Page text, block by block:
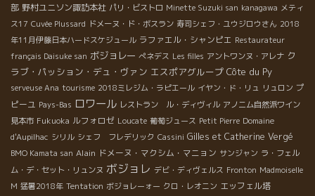
部 野村ユニソン諏訪本社 パリ・ビストロ Minette Suzuki san kanagawa メティ
ス17 Cuvée Plussard ドメーヌ・ド・ボスラン 寿司シェフ・ユウジロウさん 2018
年11月伊藤日本ハードスケジュール ラファエル・シャンピエ Restaurateur
français Daisuke san ボジョレー ぺネデス Les filles アントワンヌ・アレナ ク
ラブ・パッション・デュ・ヴァン エスポアグループ Côte du Py
serveuse Ana tourisme 2018ミレジム・ラピエール イヤン・ド・リュ リュロン プ
ピーユ Pays-Bas ロワール レストラン ル・ディヴィル アノニム自然派ワイン
見本市 Fukuoka ルフォロゼ Loucate 葡萄ジュース Petit Pierre Domaine
d'Aupilhac シリル シェフ フレデリック Cassini Gilles et Catherine Vergé
BMO Kamata san Alain ドメーヌ・マクシム・マニョン サンジャン ラ・フェル
ム・デ・セット・リュンヌ ボジョレ デビ・ディヴェルス Fronton Madmoiselle
M 猛暑2018年 Tentation ボジョレーォー クロ・レオニン エッフェル塔